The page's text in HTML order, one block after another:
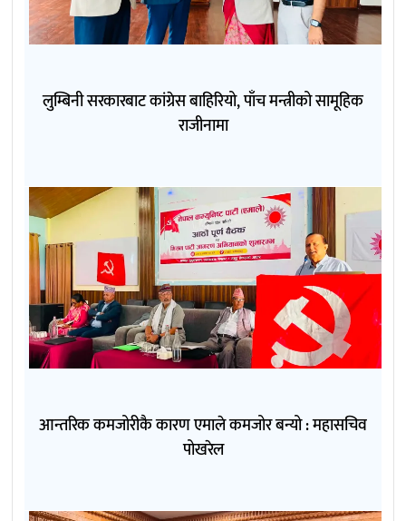
लुम्बिनी सरकारबाट कांग्रेस बाहिरियो, पाँच मन्त्रीको सामूहिक
राजीनामा
आन्तरिक कमजोरीकै कारण एमाले कमजोर बन्यो : महासचिव
पोखरेल